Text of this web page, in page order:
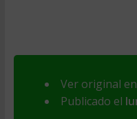
Ver original en
Publicado el